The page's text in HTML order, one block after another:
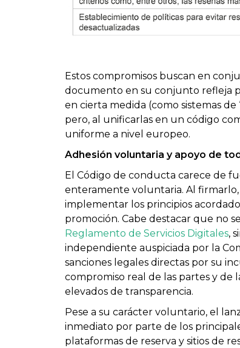
Estos compromisos buscan en
documento en su conjunto refleja
en cierta medida (como sistemas
pero, al unificarlas en un código
uniforme a nivel europeo.
Adhesión voluntaria y apoyo de
El Código de conducta carece de
enteramente voluntaria. Al
implementar los principios
promoción. Cabe destacar que no
Reglamento de Servicios Digitales,
independiente auspiciada por la
sanciones legales directas por su
compromiso real de las partes y de
elevados de transparencia.
Pese a su carácter voluntario, el
inmediato por parte de los
plataformas de reserva y sitios de